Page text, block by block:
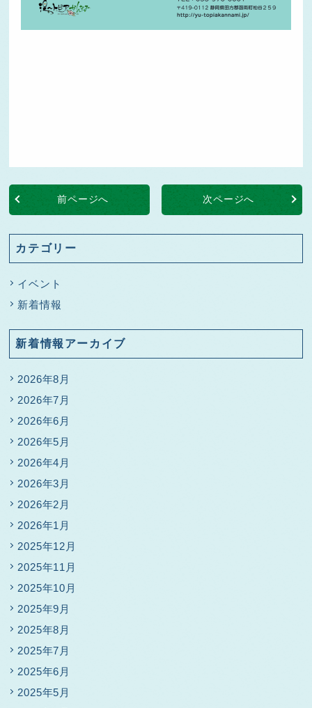
前ページへ 次ページへ
カテゴリー
イベント
新着情報
新着情報アーカイブ
2026年8月
2026年7月
2026年6月
2026年5月
2026年4月
2026年3月
2026年2月
2026年1月
2025年12月
2025年11月
2025年10月
2025年9月
2025年8月
2025年7月
2025年6月
2025年5月